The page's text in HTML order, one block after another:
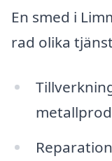
En smed i
rad olika